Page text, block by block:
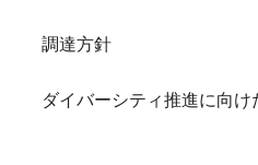
調達方針
ダイバーシティ推進に向け